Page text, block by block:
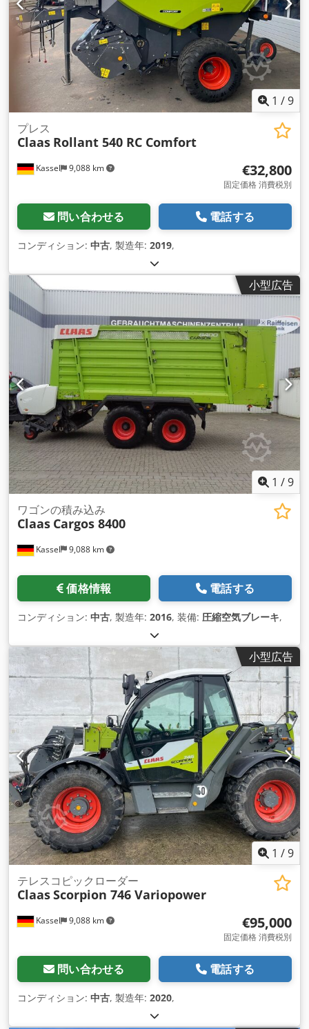
1 /9
Kassel 9,088 km
プレス
Claas Rollant 540 RC Comfort
€32,800
固定価格 消費税別
問い合わせる 電話する
コンディション: 中古, 製造年: 2019,
小型広告
1 /9
Kassel 9,088 km
ワゴンの積み込み
Claas Cargos 8400
価格情報 電話する
コンディション: 中古, 製造年: 2016, 装備: 圧縮空気ブレーキ,
小型広告
1 /9
Kassel 9,088 km
テレスコピックローダー
ClaasScorpion 746 Variopower
€95,000
固定価格 消費税別
問い合わせる 電話する
コンディション: 中古, 製造年: 2020,